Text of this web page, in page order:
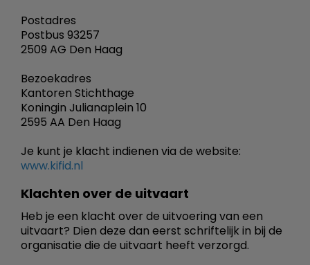
Postadres
Postbus 93257
2509 AG Den Haag
Bezoekadres
Kantoren Stichthage
Koningin Julianaplein 10
2595 AA Den Haag
Je kunt je klacht indienen via de website:
www.kifid.nl
Klachten over de uitvaart
Heb je een klacht over de uitvoering van een
uitvaart? Dien deze dan eerst schriftelijk in bij de
organisatie die de uitvaart heeft verzorgd.